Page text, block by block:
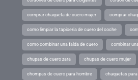
comprar chaqueta de cuero mujer comprar
como limpiar la tapiceria de cuero del coche
como combinar una falda de cuero combinar
chupas de cuero zara chupas de cuero mujer
chompas de cuero para hombre chaquetas